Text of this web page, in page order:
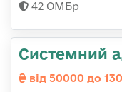
42 ОМБр
Системний
від 50000 до